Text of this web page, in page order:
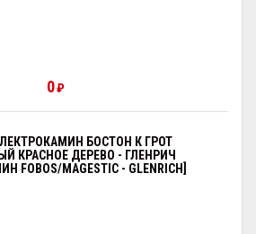
0₽
БОСТОН К ГРОТ
КРАСНОЕ ДЕРЕВО - ГЛЕНРИЧ
FOBOS/MAGESTIC - GLENRICH]